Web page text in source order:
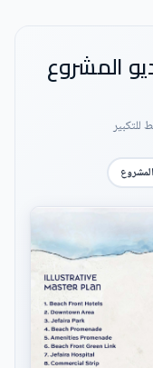
المشروع
للتكبير